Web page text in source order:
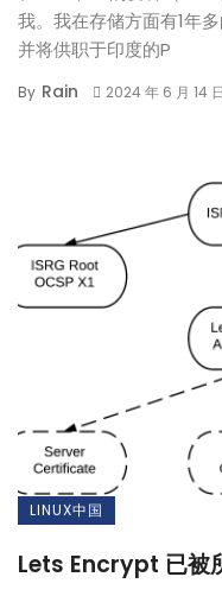
我。我在存储方面有1年
并将供职于印度的P
By Rain 2024 年 6 月 14 日
LINUX中国
Lets Encrypt 已被